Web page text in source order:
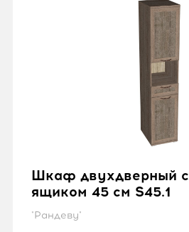
Шкаф двухдверный с
ящиком 45 см S45.1
"Рандеву"